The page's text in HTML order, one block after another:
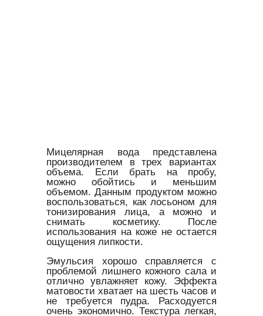
Мицелярная вода представлена
производителем в трех вариантах
объема. Если брать на пробу,
можно обойтись и меньшим
объемом. Данным продуктом можно
воспользоваться, как лосьоном для
тонизирования лица, а можно и
снимать косметику. После
использования на коже не остается
ощущения липкости.
Эмульсия хорошо справляется с
проблемой лишнего кожного сала и
отлично увлажняет кожу. Эффекта
матовости хватает на шесть часов и
не требуется пудра. Расходуется
очень экономично. Текстура легкая,